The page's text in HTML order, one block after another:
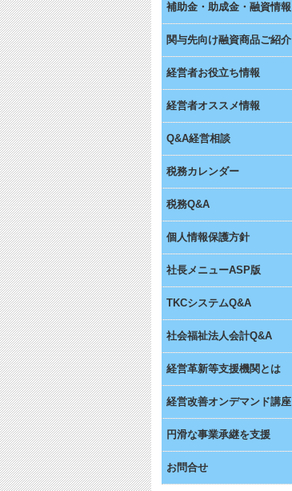
補助金・助成金・融資情報
関与先向け融資商品ご紹介
経営者お役立ち情報
経営者オススメ情報
Q&A経営相談
税務カレンダー
税務Q&A
個人情報保護方針
社長メニューASP版
TKCシステムQ&A
社会福祉法人会計Q&A
経営革新等支援機関とは
経営改善オンデマンド講座
円滑な事業承継を支援
お問合せ